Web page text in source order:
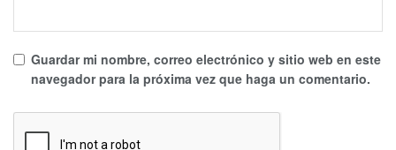
Guardar mi nombre, correo electrónico y sitio web en este
navegador para la próxima vez que haga un comentario.